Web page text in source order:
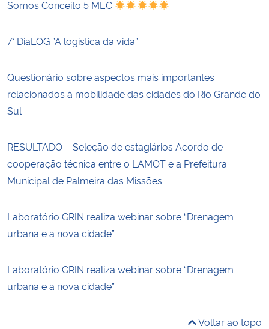
Somos Conceito 5 MEC
7° DiaLOG ”A logística da vida”
Questionário sobre aspectos mais importantes
relacionados à mobilidade das cidades do Rio Grande do
Sul
RESULTADO – Seleção de estagiários Acordo de
cooperação técnica entre o LAMOT e a Prefeitura
Municipal de Palmeira das Missões.
Laboratório GRIN realiza webinar sobre “Drenagem
urbana e a nova cidade”
Laboratório GRIN realiza webinar sobre “Drenagem
urbana e a nova cidade”
Voltar ao topo